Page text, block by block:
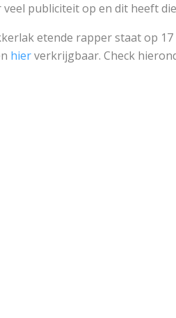
veel publiciteit op en dit heeft
etende rapper staat op
hierverkrijgbaar. Check